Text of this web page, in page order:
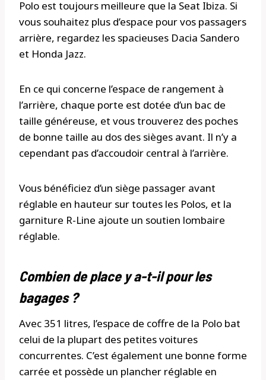
Polo est toujours meilleure que la Seat Ibiza. Si
vous souhaitez plus d’espace pour vos passagers
arrière, regardez les spacieuses Dacia Sandero
et Honda Jazz.
En ce qui concerne l’espace de rangement à
l’arrière, chaque porte est dotée d’un bac de
taille généreuse, et vous trouverez des poches
de bonne taille au dos des sièges avant. Il n’y a
cependant pas d’accoudoir central à l’arrière.
Vous bénéficiez d’un siège passager avant
réglable en hauteur sur toutes les Polos, et la
garniture R-Line ajoute un soutien lombaire
réglable.
Combien de place y a-t-il pour les
bagages ?
Avec 351 litres, l’espace de coffre de la Polo bat
celui de la plupart des petites voitures
concurrentes. C’est également une bonne forme
carrée et possède un plancher réglable en